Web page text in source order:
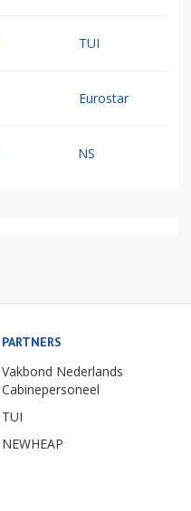
TUI
Eurostar
NS
PARTNERS
Vakbond Nederlands
Cabinepersoneel
TUI
NEWHEAP